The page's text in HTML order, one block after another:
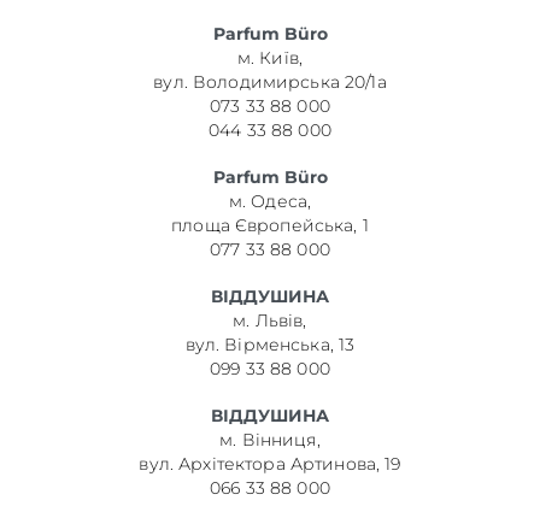
Parfum Büro
м. Київ,
вул. Володимирська 20/1а
073 33 88 000
044 33 88 000
Parfum Büro
м. Одеса,
площа Європейська, 1
077 33 88 000
ВІДДУШИНА
м. Львів,
вул. Вірменська, 13
099 33 88 000
ВІДДУШИНА
м. Вінниця,
вул. Архітектора Артинова, 19
066 33 88 000